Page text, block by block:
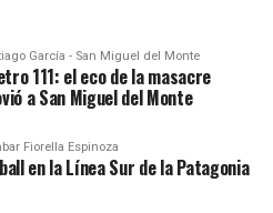
García - San Miguel del Monte
111: el eco de la masacre
a San Miguel del Monte
Fiorella Espinoza
en la Línea Sur de la Patagonia